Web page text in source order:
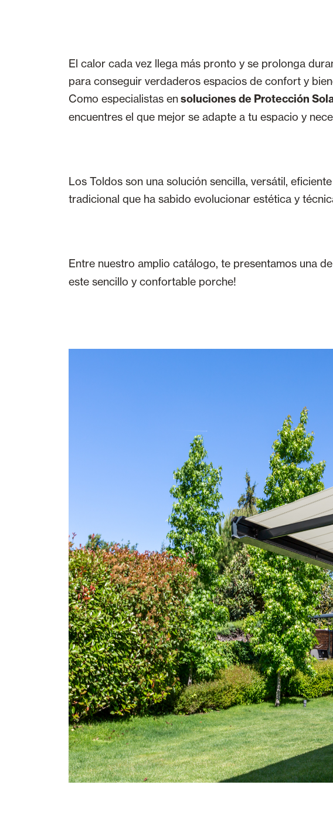
El calor cada vez llega más pronto y se prolonga
para conseguir verdaderos espacios de confort y
Como especialistas ensoluciones de Protección
encuentres el que mejor se adapte a tu espacio y
Los Toldos son una solución sencilla, versátil,
tradicional que ha sabido evolucionar estética y
Entre nuestro amplio catálogo, te presentamos una
este sencillo y confortable porche!